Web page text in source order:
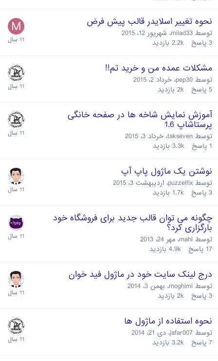
نحوه تغییر اسلایدر قالب پیش فرض
توسط milad33، شهریور 12، 2015
3 پاسخ 2.2k بازدید
مشکلات عمده من و خرید تم!!
توسط pep30، خرداد 2، 2015
5 پاسخ 2k بازدید
آموزش نمایش شاخه ها در صفحه خانگی
پرستاشاپ 1.6
توسط takseven، خرداد 3، 2015
1 پاسخ 3.3k بازدید
نوشتن یک ماژول پاپ آپ
توسط puzzelfix، اردیبهشت 3، 2015
3 پاسخ 1.7k بازدید
چگونه می توان قالب جدید برای فروشگاه خود
بارگزاری کرد؟
توسط mahi، مهر 24، 2013
17 پاسخ 4.9k بازدید
درج لینک سایت خود در ماژول فید خوان
توسط moghimi، بهمن 3، 2014
3 پاسخ 2k بازدید
نحوه استفاده از ماژول ها
توسط jafar007، دی 21، 2014
7 پاسخ 3.2k بازدید